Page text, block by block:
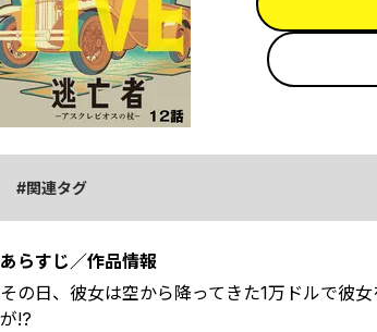
関連タグ
あらすじ／作品情報
その日、彼女は空から降ってきた――1万ドルで
が――!?